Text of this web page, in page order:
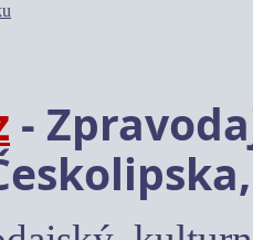
-